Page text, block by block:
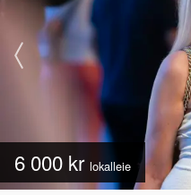
6 000 kr lokalleie